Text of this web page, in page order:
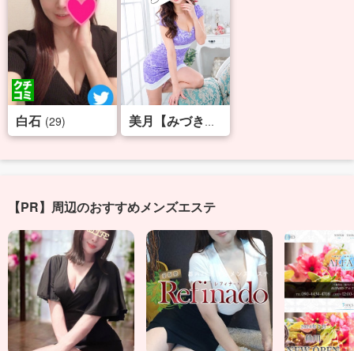
白石 (29) 美月【みづき】
【PR】周辺のおすすめメンズエステ